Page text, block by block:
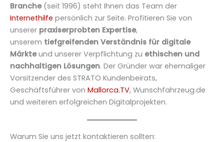
Branche(seit 1996) steht Ihnen das Team der
Internethilfe persönlich zur Seite. Profitieren Sie von
unserer praxiserprobten Expertise,
unserem tiefgreifenden Verständnis für digitale
Märkteund unserer Verpflichtung zu ethischen und
nachhaltigen Lösungen. Der Gründer war ehemaliger
Vorsitzender des STRATO Kundenbeirats,
Geschäftsführer von Mallorca.TV, Wunschfahrzeug.de
und weiteren erfolgreichen Digitalprojekten.
Warum Sie uns jetzt kontaktieren sollten: